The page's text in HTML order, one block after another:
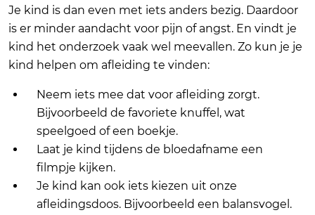
Je kind is dan even met iets anders bezig. Daardoor
is er minder aandacht voor pijn of angst. En vindt je
kind het onderzoek vaak wel meevallen. Zo kun je je
kind helpen om afleiding te vinden:
Neem iets mee dat voor afleiding zorgt.
Bijvoorbeeld de favoriete knuffel, wat
speelgoed of een boekje.
Laat je kind tijdens de bloedafname een
filmpje kijken.
Je kind kan ook iets kiezen uit onze
afleidingsdoos. Bijvoorbeeld een balansvogel.